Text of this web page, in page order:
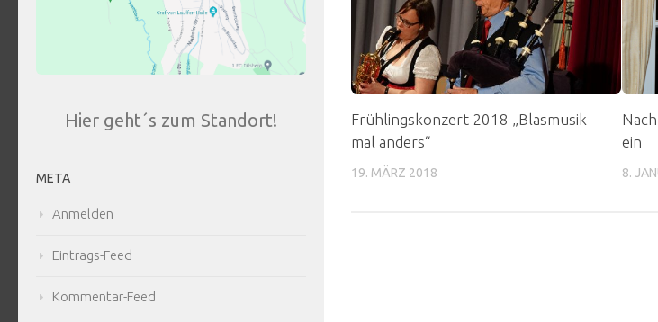
Frühlingskonzert 2018 „Blasmusik
mal anders“
19. MÄRZ 2018
ein
8.
Hier geht´s zum Standort!
META
Anmelden
Eintrags-Feed
Kommentar-Feed